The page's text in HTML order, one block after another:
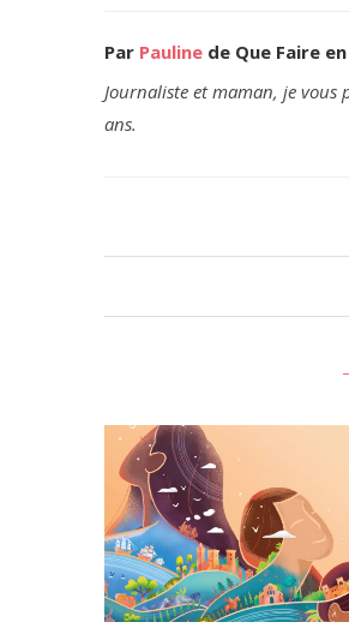
Par Pauline de Que Faire
Journaliste et maman, je vous
ans.